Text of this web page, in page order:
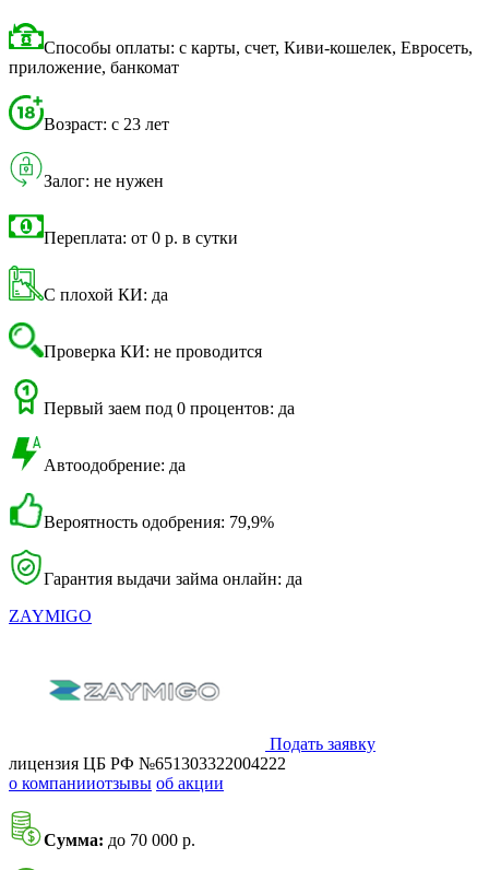
Способы оплаты: с карты, счет, Киви-кошелек, Евросеть,
приложение, банкомат
Возраст: с 23 лет
Залог: не нужен
Переплата: от 0 р. в сутки
С плохой КИ: да
Проверка КИ: не проводится
Первый заем под 0 процентов: да
Автоодобрение: да
Вероятность одобрения: 79,9%
Гарантия выдачи займа онлайн: да
ZAYMIGO
Подать заявку
лицензия ЦБ РФ №651303322004222
о компанииотзывы об акции
Сумма: до 70 000 р.